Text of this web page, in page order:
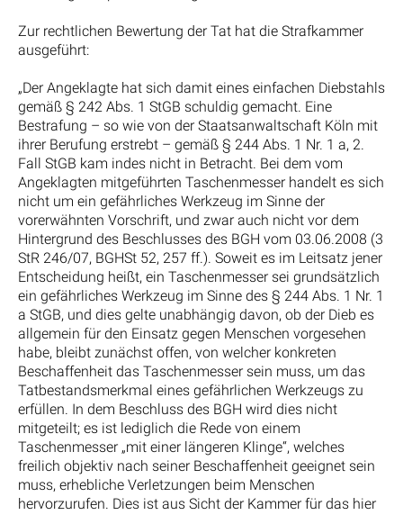
Zur rechtlichen Bewertung der Tat hat die Strafkammer
ausgeführt:
„Der Angeklagte hat sich damit eines einfachen Diebstahls
gemäß § 242 Abs. 1 StGB schuldig gemacht. Eine
Bestrafung – so wie von der Staatsanwaltschaft Köln mit
ihrer Berufung erstrebt – gemäß § 244 Abs. 1 Nr. 1 a, 2.
Fall StGB kam indes nicht in Betracht. Bei dem vom
Angeklagten mitgeführten Taschenmesser handelt es sich
nicht um ein gefährliches Werkzeug im Sinne der
vorerwähnten Vorschrift, und zwar auch nicht vor dem
Hintergrund des Beschlusses des BGH vom 03.06.2008 (3
StR 246/07, BGHSt 52, 257 ff.). Soweit es im Leitsatz jener
Entscheidung heißt, ein Taschenmesser sei grundsätzlich
ein gefährliches Werkzeug im Sinne des § 244 Abs. 1 Nr. 1
a StGB, und dies gelte unabhängig davon, ob der Dieb es
allgemein für den Einsatz gegen Menschen vorgesehen
habe, bleibt zunächst offen, von welcher konkreten
Beschaffenheit das Taschenmesser sein muss, um das
Tatbestandsmerkmal eines gefährlichen Werkzeugs zu
erfüllen. In dem Beschluss des BGH wird dies nicht
mitgeteilt; es ist lediglich die Rede von einem
Taschenmesser „mit einer längeren Klinge“, welches
freilich objektiv nach seiner Beschaffenheit geeignet sein
muss, erhebliche Verletzungen beim Menschen
hervorzurufen. Dies ist aus Sicht der Kammer für das hier